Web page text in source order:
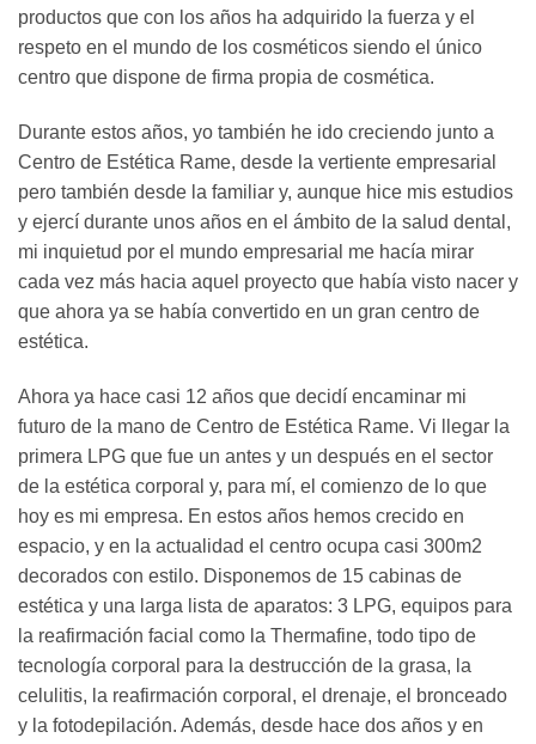
productos que con los años ha adquirido la fuerza y ​​el
respeto en el mundo de los cosméticos siendo el único
centro que dispone de firma propia de cosmética.
Durante estos años, yo también he ido creciendo junto a
Centro de Estética Rame, desde la vertiente empresarial
pero también desde la familiar y, aunque hice mis estudios
y ejercí durante unos años en el ámbito de la salud dental,
mi inquietud por el mundo empresarial me hacía mirar
cada vez más hacia aquel proyecto que había visto nacer y
que ahora ya se había convertido en un gran centro de
estética.
Ahora ya hace casi 12 años que decidí encaminar mi
futuro de la mano de Centro de Estética Rame. Vi llegar la
primera LPG que fue un antes y un después en el sector
de la estética corporal y, para mí, el comienzo de lo que
hoy es mi empresa. En estos años hemos crecido en
espacio, y en la actualidad el centro ocupa casi 300m2
decorados con estilo. Disponemos de 15 cabinas de
estética y una larga lista de aparatos: 3 LPG, equipos para
la reafirmación facial como la Thermafine, todo tipo de
tecnología corporal para la destrucción de la grasa, la
celulitis, la reafirmación corporal, el drenaje, el bronceado
y la fotodepilación. Además, desde hace dos años y en